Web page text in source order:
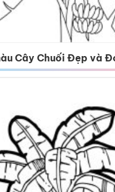
Cây Chuối Đẹp và